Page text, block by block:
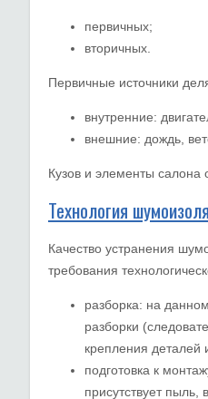
первичных;
вторичных.
Первичные источники
внутренние:
внешние: дождь,
Кузов и элементы салона
Технология
Качество устранения
требования
разборка: на
разборки
крепления деталей
подготовка к
присутствует пыль,